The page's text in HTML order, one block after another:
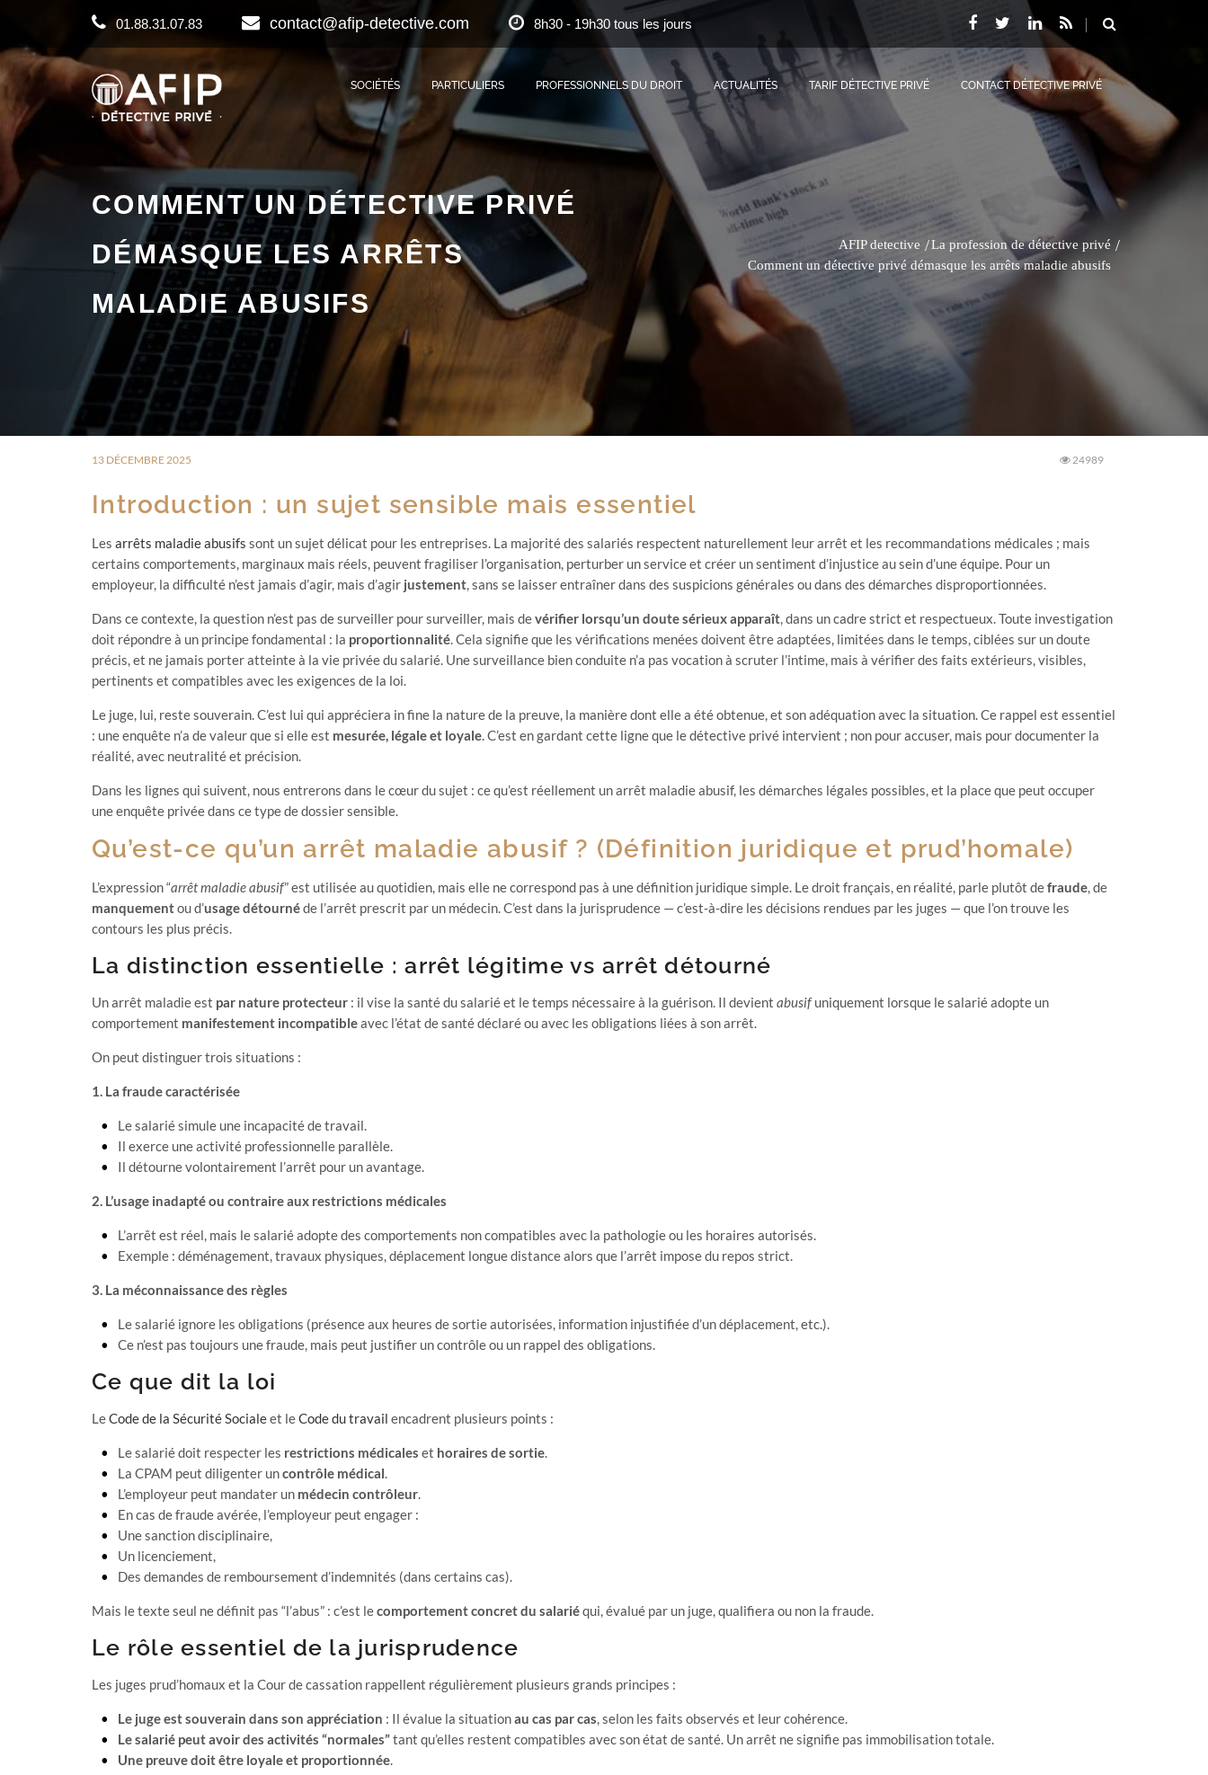
01.88.31.07.83 contact@afip-detective.com 8h30 - 19h30 tous les jours
SOCIÉTÉS PARTICULIERS PROFESSIONNELS DU DROIT ACTUALITÉS TARIF DÉTECTIVE PRIVÉ CONTACT DÉTECTIVE PRIVÉ
COMMENT UN DÉTECTIVE PRIVÉ
DÉMASQUE LES ARRÊTS
MALADIE ABUSIFS
AFIP detective
La profession de détective privé
Comment un détective privé démasque les arrêts maladie abusifs
13 DÉCEMBRE 2025 24989
Introduction : un sujet sensible mais essentiel
Les arrêts maladie abusifs sont un sujet délicat pour les entreprises. La majorité des salariés respectent naturellement leur arrêt et les recommandations médicales ; mais
certains comportements, marginaux mais réels, peuvent fragiliser l’organisation, perturber un service et créer un sentiment d’injustice au sein d’une équipe. Pour un
employeur, la difficulté n’est jamais d’agir, mais d’agir justement, sans se laisser entraîner dans des suspicions générales ou dans des démarches disproportionnées.
Dans ce contexte, la question n’est pas de surveiller pour surveiller, mais devérifier lorsqu’un doute sérieux apparaît, dans un cadre strict et respectueux. Toute investigation
doit répondre à un principe fondamental : la proportionnalité. Cela signifie que les vérifications menées doivent être adaptées, limitées dans le temps, ciblées sur un doute
précis, et ne jamais porter atteinte à la vie privée du salarié. Une surveillance bien conduite n’a pas vocation à scruter l’intime, mais à vérifier des faits extérieurs, visibles,
pertinents et compatibles avec les exigences de la loi.
Le juge, lui, reste souverain. C’est lui qui appréciera in fine la nature de la preuve, la manière dont elle a été obtenue, et son adéquation avec la situation. Ce rappel est essentiel
: une enquête n’a de valeur que si elle est mesurée, légale et loyale. C’est en gardant cette ligne que le détective privé intervient ; non pour accuser, mais pour documenter la
réalité, avec neutralité et précision.
Dans les lignes qui suivent, nous entrerons dans le cœur du sujet : ce qu’est réellement un arrêt maladie abusif, les démarches légales possibles, et la place que peut occuper
une enquête privée dans ce type de dossier sensible.
Qu’est-ce qu’un arrêt maladie abusif ? (Définition juridique et prud’homale)
L’expression “arrêt maladie abusif” est utilisée au quotidien, mais elle ne correspond pas à une définition juridique simple. Le droit français, en réalité, parle plutôt defraude, de
manquementou d’usage détournéde l’arrêt prescrit par un médecin. C’est dans la jurisprudence — c’est-à-dire les décisions rendues par les juges — que l’on trouve les
contours les plus précis.
La distinction essentielle : arrêt légitime vs arrêt détourné
Un arrêt maladie est par nature protecteur : il vise la santé du salarié et le temps nécessaire à la guérison. Il devient abusifuniquement lorsque le salarié adopte un
comportement manifestement incompatibleavec l’état de santé déclaré ou avec les obligations liées à son arrêt.
On peut distinguer trois situations :
1. La fraude caractérisée
Le salarié simule une incapacité de travail.
Il exerce une activité professionnelle parallèle.
Il détourne volontairement l’arrêt pour un avantage.
2. L’usage inadapté ou contraire aux restrictions médicales
L’arrêt est réel, mais le salarié adopte des comportements non compatibles avec la pathologie ou les horaires autorisés.
Exemple : déménagement, travaux physiques, déplacement longue distance alors que l’arrêt impose du repos strict.
3. La méconnaissance des règles
Le salarié ignore les obligations (présence aux heures de sortie autorisées, information injustifiée d’un déplacement, etc.).
Ce n’est pas toujours une fraude, mais peut justifier un contrôle ou un rappel des obligations.
Ce que dit la loi
LeCode de la Sécurité Socialeet leCode du travail encadrent plusieurs points :
Le salarié doit respecter les restrictions médicales et horaires de sortie.
La CPAM peut diligenter uncontrôle médical.
L’employeur peut mandater un médecin contrôleur.
En cas de fraude avérée, l’employeur peut engager :
Une sanction disciplinaire,
Un licenciement,
Des demandes de remboursement d’indemnités (dans certains cas).
Mais le texte seul ne définit pas “l’abus” : c’est lecomportement concret du salariéqui, évalué par un juge, qualifiera ou non la fraude.
Le rôle essentiel de la jurisprudence
Les juges prud’homaux et la Cour de cassation rappellent régulièrement plusieurs grands principes :
Le juge est souverain dans son appréciation : Il évalue la situationau cas par cas, selon les faits observés et leur cohérence.
Le salarié peut avoir des activités “normales”tant qu’elles restent compatibles avec son état de santé. Un arrêt ne signifie pas immobilisation totale.
Une preuve doit être loyale et proportionnée.